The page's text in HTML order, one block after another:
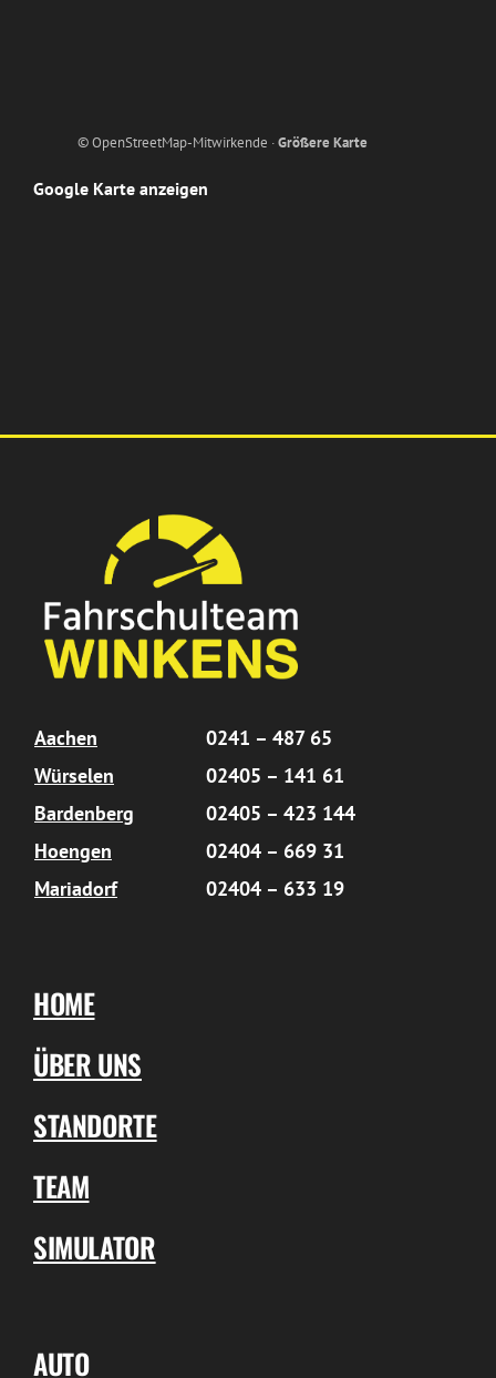
© OpenStreetMap-Mitwirkende ·Größere Karte
Google Karte anzeigen
Aachen
0241 – 487 65
Würselen
02405 – 141 61
Bardenberg
02405 – 423 144
Hoengen
02404 – 669 31
Mariadorf
02404 – 633 19
HOME
ÜBER UNS
STANDORTE
TEAM
SIMULATOR
AUTO